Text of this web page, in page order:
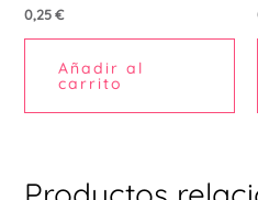
0,25€
Añadir al
carrito